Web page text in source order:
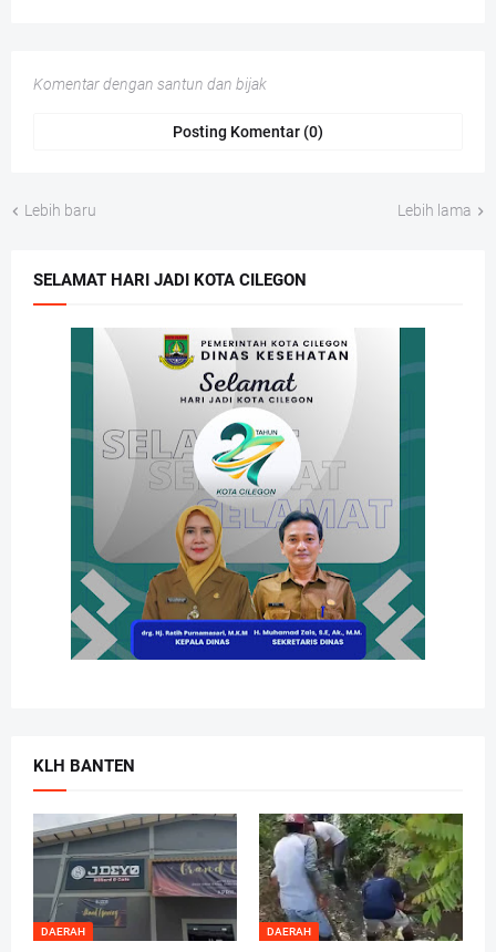
Komentar dengan santun dan bijak
Posting Komentar (0)
Lebih baru Lebih lama
SELAMAT HARI JADI KOTA CILEGON
KLH BANTEN
DAERAH DAERAH